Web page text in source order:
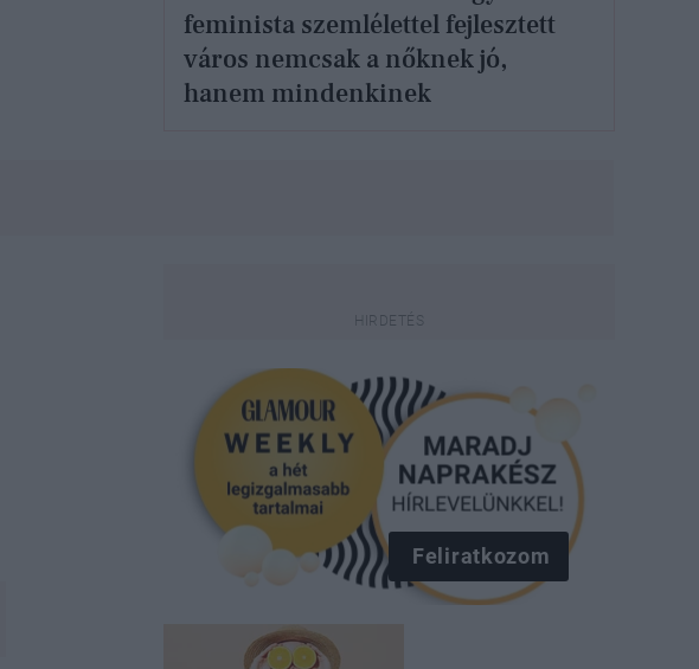
feminista szemlélettel fejlesztett
város nemcsak a nőknek jó,
hanem mindenkinek
Feliratkozom